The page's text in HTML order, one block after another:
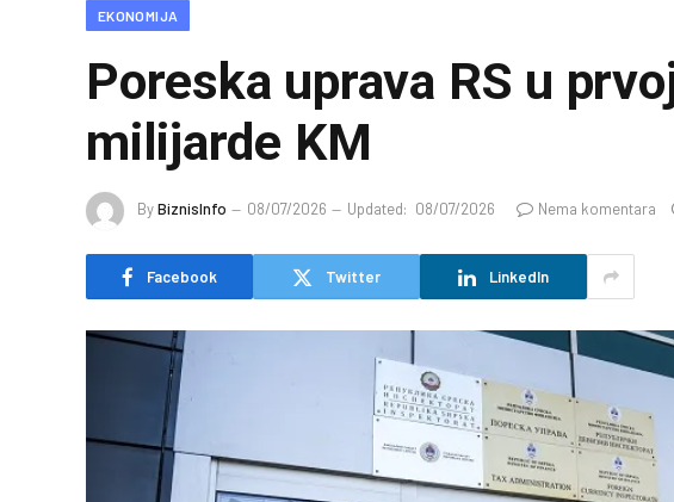
EKONOMIJA
Poreska uprava RS u
milijarde KM
ByBiznisInfo 08/07/2026 Updated: 08/07/2026 Nema komentara
Facebook Twitter LinkedIn